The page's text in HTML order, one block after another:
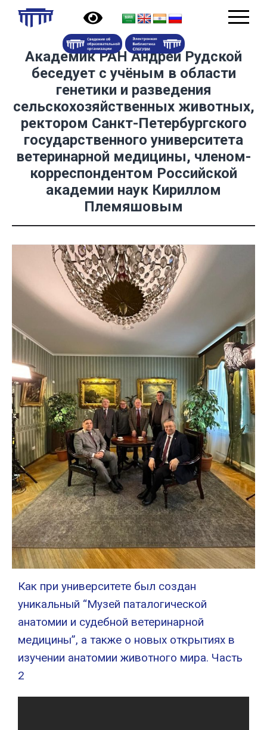
Академик РАН Андрей Рудской
беседует с учёным в области
генетики и разведения
сельскохозяйственных животных,
ректором Санкт-Петербургского
государственного университета
ветеринарной медицины, членом-
корреспондентом Российской
академии наук Кириллом
Племяшовым
Как при университете был создан
уникальный “Музей паталогической
анатомии и судебной ветеринарной
медицины”, а также о новых открытиях в
изучении анатомии животного мира. Часть
2